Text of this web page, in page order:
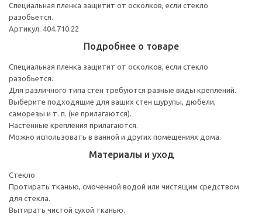
Специальная пленка защитит от осколков, если стекло
разобьется.
Артикул: 404.710.22
Подробнее о товаре
Специальная пленка защитит от осколков, если стекло
разобьется.
Для различного типа стен требуются разные виды креплений.
Выберите подходящие для ваших стен шурупы, дюбели,
саморезы и т. п. (не прилагаются).
Настенные крепления прилагаются.
Можно использовать в ванной и других помещениях дома.
Материалы и уход
Стекло
Протирать тканью, смоченной водой или чистящим средством
для стекла.
Вытирать чистой сухой тканью.